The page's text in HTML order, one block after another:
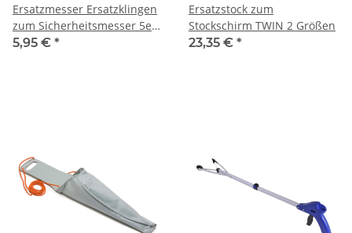
Ersatzmesser Ersatzklingen
zum Sicherheitsmesser 5er
Box
5,95 € *
Ersatzstock zum
Stockschirm TWIN 2 Größen
23,35 € *